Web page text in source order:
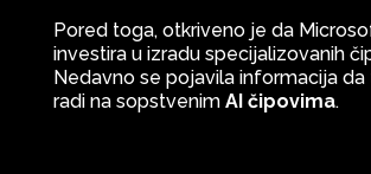
Pored toga, otkriveno je da
investira u izradu specijalizovanih
Nedavno se pojavila informacija da
radi na sopstvenim AI čipovima.